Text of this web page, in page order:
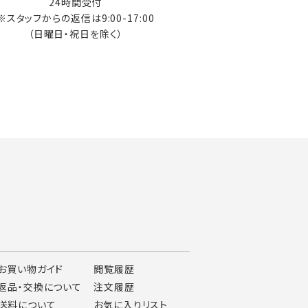
タッフからの返信は9:00-17:00
（日曜日・祝日を除く）
買い物ガイド
品・交換について
料について
閲覧履歴
注文履歴
お気に入りリスト